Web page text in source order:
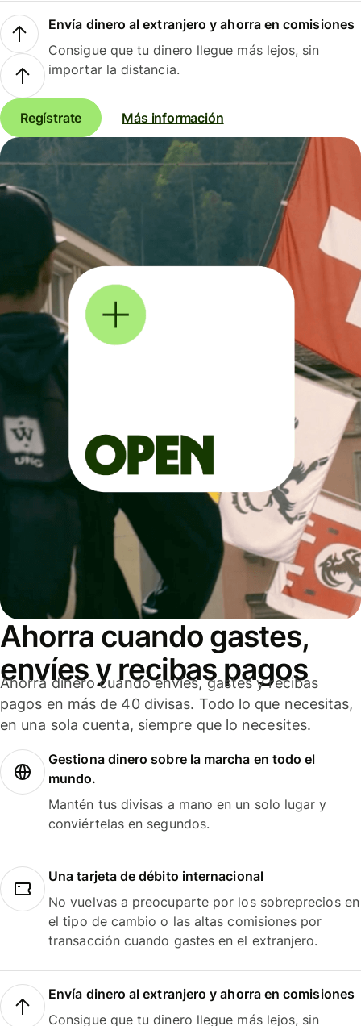
Envía dinero al extranjero y ahorra en comisiones
Consigue que tu dinero llegue más lejos, sin
importar la distancia.
Regístrate Más información
Ahorra cuando gastes,
envíes y recibas pagos
Ahorra dinero cuando envíes, gastes y recibas
pagos en más de 40 divisas. Todo lo que necesitas,
en una sola cuenta, siempre que lo necesites.
Gestiona dinero sobre la marcha en todo el
mundo.
Mantén tus divisas a mano en un solo lugar y
conviértelas en segundos.
Una tarjeta de débito internacional
No vuelvas a preocuparte por los sobreprecios en
el tipo de cambio o las altas comisiones por
transacción cuando gastes en el extranjero.
Envía dinero al extranjero y ahorra en comisiones
Consigue que tu dinero llegue más lejos, sin